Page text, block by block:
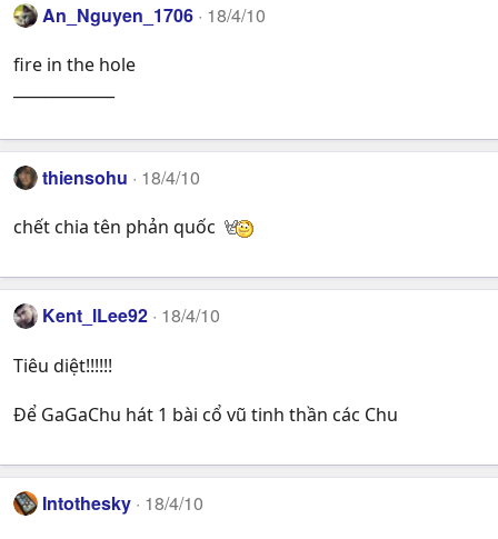
An_Nguyen_1706 18/4/10
fire in the hole
thiensohu 18/4/10
chết chia tên phản quốc
Kent_lLee92 18/4/10
Tiêu diệt!!!!!!
Để GaGaChu hát 1 bài cổ vũ tinh thần các Chu
Intothesky 18/4/10